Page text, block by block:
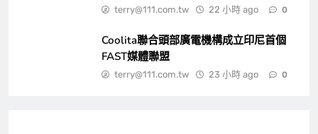
terry@111.com.tw 22 小時 ago 0
Coolita聯合頭部廣電機構成立印尼首個
FAST媒體聯盟
terry@111.com.tw 23 小時 ago 0